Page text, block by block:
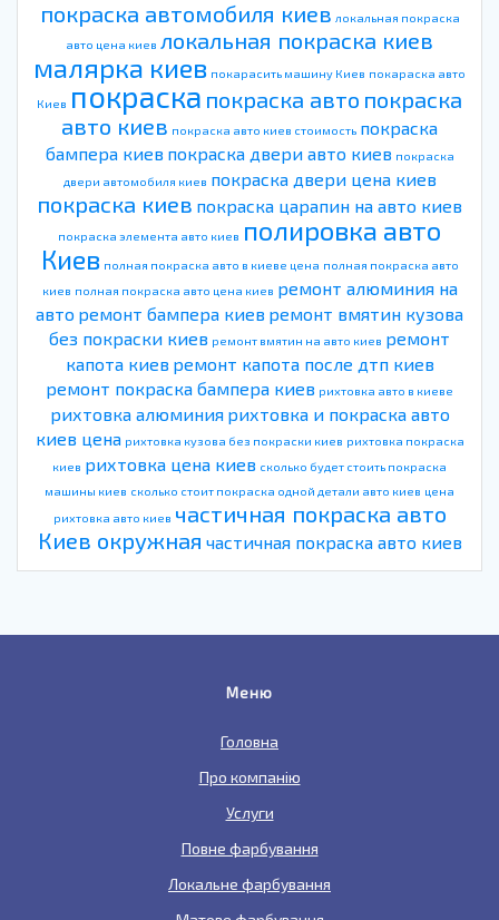
покраска автомобиля киев локальная покраска
авто цена киев локальная покраска киев
малярка киев покарасить машину Киев покараска авто
Киев покраска покраска авто покраска
авто киев покраска авто киев стоимость покраска
бампера киев покраска двери авто киев покраска
двери автомобиля киев покраска двери цена киев
покраска киев покраска царапин на авто киев
покраска элемента авто киев полировка авто
Киев полная покраска авто в киеве цена полная покраска авто
киев полная покраска авто цена киев ремонт алюминия на
авто ремонт бампера киев ремонт вмятин кузова
без покраски киев ремонт вмятин на авто киев ремонт
капота киев ремонт капота после дтп киев
ремонт покраска бампера киев рихтовка авто в киеве
рихтовка алюминия рихтовка и покраска авто
киев цена рихтовка кузова без покраски киев рихтовка покраска
киев рихтовка цена киев сколько будет стоить покраска
машины киев сколько стоит покраска одной детали авто киев цена
рихтовка авто киев частичная покраска авто
Киев окружная частичная покраска авто киев
Меню
Головна
Про компанію
Услуги
Повне фарбування
Локальне фарбування